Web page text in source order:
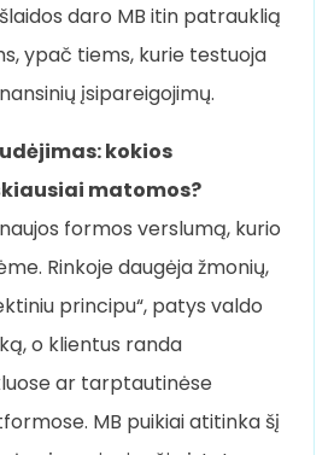
daro MB itin patrauklią
ypač tiems, kurie testuoja
įsipareigojimų.
kokios
matomos?
formos verslumą, kurio
Rinkoje daugėja žmonių,
principu“, patys valdo
o klientus randa
ar tarptautinėse
MB puikiai atitinka šį